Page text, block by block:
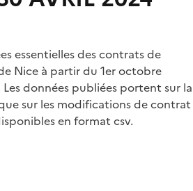
essentielles des contrats de
Nice à partir du 1er octobre
données publiées portent sur la
sur les modifications de contrat
en format csv.